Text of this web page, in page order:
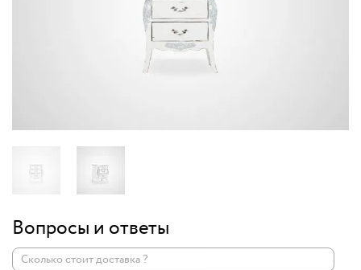
Вопросы и ответы
Сколько стоит доставка ?